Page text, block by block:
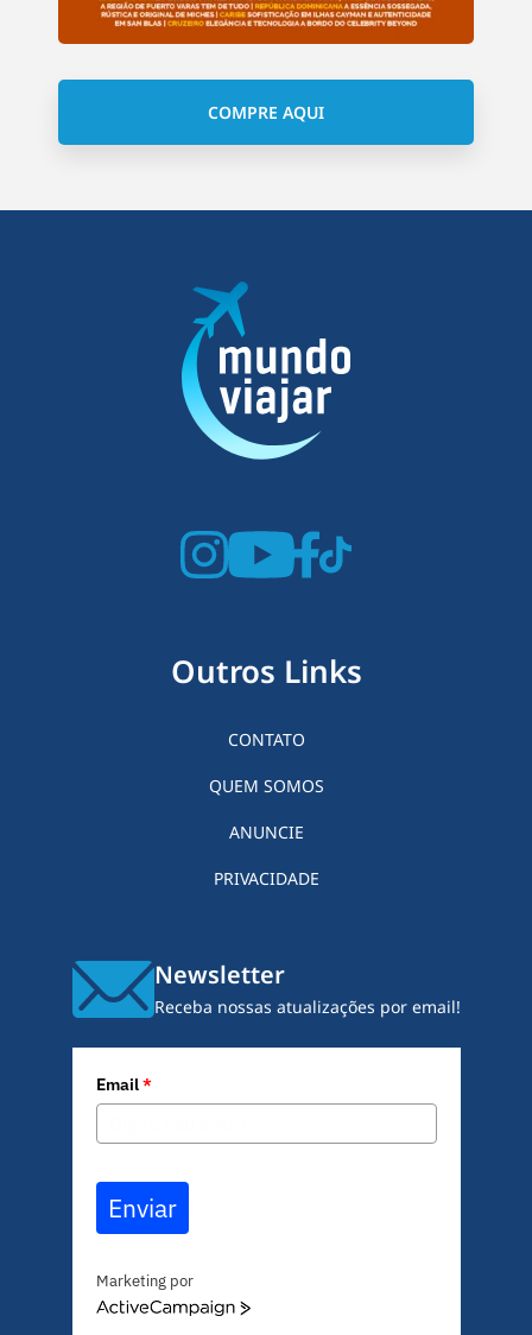
COMPRE AQUI
Outros Links
CONTATO
QUEM SOMOS
ANUNCIE
PRIVACIDADE
Newsletter
Receba nossas atualizações por email!
Email*
Enviar
Marketing por
A